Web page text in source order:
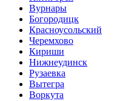
Вурнары
Богородицк
Красноусольский
Черемхово
Кириши
Нижнеудинск
Рузаевка
Вытегра
Воркута